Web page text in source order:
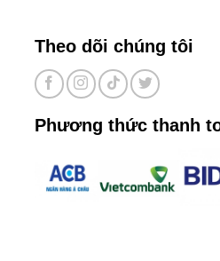
Theo dõi chúng tôi
Phương thức thanh